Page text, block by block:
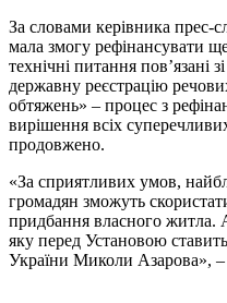
За словами керівника прес-
мала змогу рефінансувати
технічні питання пов’язані
державну реєстрацію
обтяжень» – процес з
вирішення всіх
продовжено.
«За сприятливих умов,
громадян зможуть
придбання власного житла.
яку перед Установою
України Миколи Азарова», –